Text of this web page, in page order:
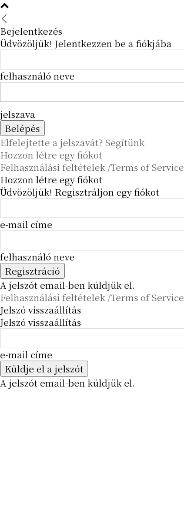
Bejelentkezés
Üdvözöljük! Jelentkezzen be a fiókjába
felhasználó neve
jelszava
Elfelejtette a jelszavát? Segítünk
Hozzon létre egy fiókot
Felhasználási feltételek /Terms of Service
Hozzon létre egy fiókot
Üdvözöljük! Regisztráljon egy fiókot
e-mail címe
felhasználó neve
A jelszót email-ben küldjük el.
Felhasználási feltételek /Terms of Service
Jelszó visszaállítás
Jelszó visszaállítás
e-mail címe
A jelszót email-ben küldjük el.